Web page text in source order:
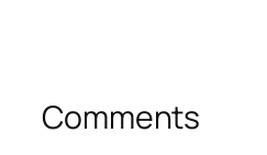
Comments